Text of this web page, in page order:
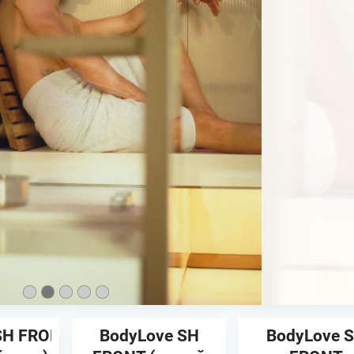
FRONT
BodyLove SH
BodyLove